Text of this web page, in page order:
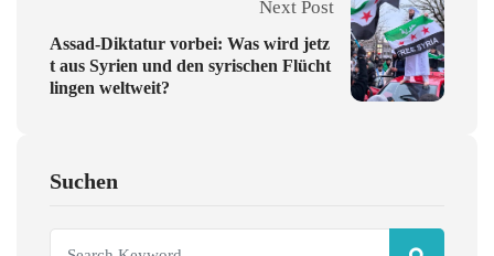
Next Post
Assad-Diktatur vorbei: Was wird jetz
t aus Syrien und den syrischen Flücht
lingen weltweit?
Suchen